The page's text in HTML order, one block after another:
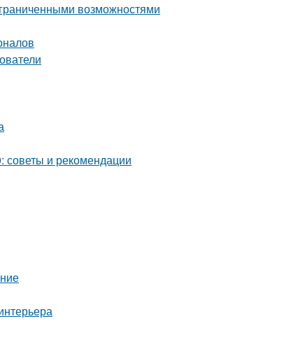
возможностями
советы и рекомендации